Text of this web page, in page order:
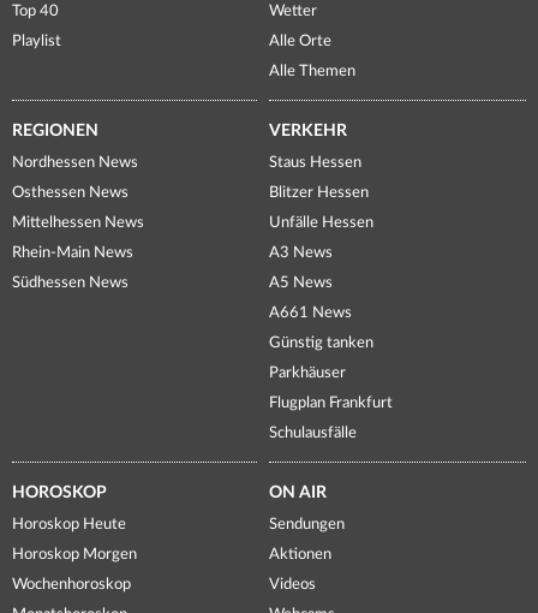
Top 40
Playlist
Wetter
Alle Orte
Alle Themen
REGIONEN
Nordhessen News
Osthessen News
Mittelhessen News
Rhein-Main News
Südhessen News
VERKEHR
Staus Hessen
Blitzer Hessen
Unfälle Hessen
A3 News
A5 News
A661 News
Günstig tanken
Parkhäuser
Flugplan Frankfurt
Schulausfälle
HOROSKOP
Horoskop Heute
Horoskop Morgen
Wochenhoroskop
ON AIR
Sendungen
Aktionen
Videos